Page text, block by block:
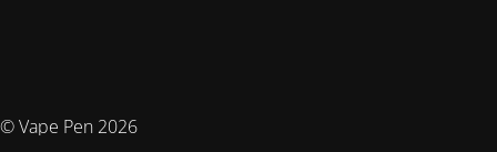
© Vape Pen 2026